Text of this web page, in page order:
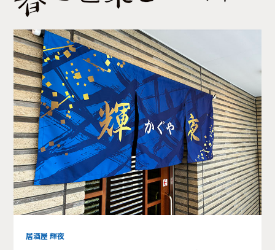
居酒屋 輝夜